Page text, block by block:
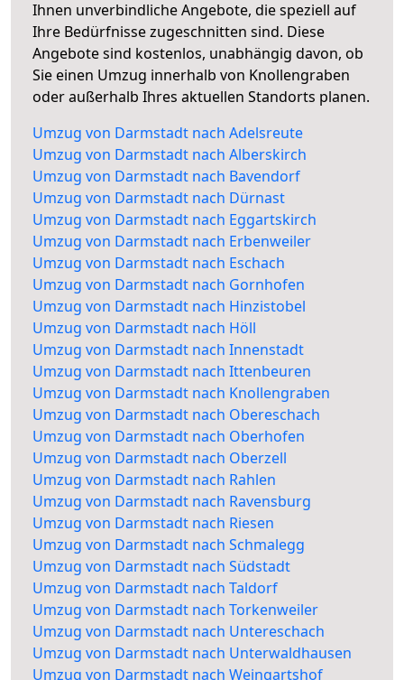
Ihnen unverbindliche Angebote, die speziell auf
Ihre Bedürfnisse zugeschnitten sind. Diese
Angebote sind kostenlos, unabhängig davon, ob
Sie einen Umzug innerhalb von Knollengraben
oder außerhalb Ihres aktuellen Standorts planen.
Umzug von Darmstadt nach Adelsreute
Umzug von Darmstadt nach Alberskirch
Umzug von Darmstadt nach Bavendorf
Umzug von Darmstadt nach Dürnast
Umzug von Darmstadt nach Eggartskirch
Umzug von Darmstadt nach Erbenweiler
Umzug von Darmstadt nach Eschach
Umzug von Darmstadt nach Gornhofen
Umzug von Darmstadt nach Hinzistobel
Umzug von Darmstadt nach Höll
Umzug von Darmstadt nach Innenstadt
Umzug von Darmstadt nach Ittenbeuren
Umzug von Darmstadt nach Knollengraben
Umzug von Darmstadt nach Obereschach
Umzug von Darmstadt nach Oberhofen
Umzug von Darmstadt nach Oberzell
Umzug von Darmstadt nach Rahlen
Umzug von Darmstadt nach Ravensburg
Umzug von Darmstadt nach Riesen
Umzug von Darmstadt nach Schmalegg
Umzug von Darmstadt nach Südstadt
Umzug von Darmstadt nach Taldorf
Umzug von Darmstadt nach Torkenweiler
Umzug von Darmstadt nach Untereschach
Umzug von Darmstadt nach Unterwaldhausen
Umzug von Darmstadt nach Weingartshof